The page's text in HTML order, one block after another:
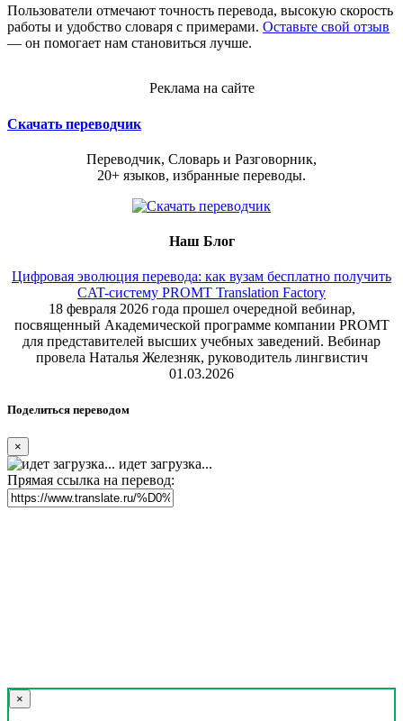
Пользователи отмечают точность перевода, высокую скорость
работы и удобство словаря с примерами. Оставьте свой отзыв
— он помогает нам становиться лучше.
Реклама на сайте
Скачать переводчик
Переводчик, Словарь и Разговорник,
20+ языков, избранные переводы.
Наш Блог
Цифровая эволюция перевода: как вузам бесплатно получить
CAT-систему PROMT Translation Factory
18 февраля 2026 года прошел очередной вебинар,
посвященный Академической программе компании PROMT
для представителей высших учебных заведений. Вебинар
провела Наталья Железняк, руководитель лингвистич
01.03.2026
Поделиться переводом
×
идет загрузка...
Прямая ссылка на перевод:
×